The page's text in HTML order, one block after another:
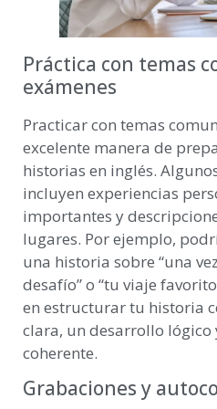
Práctica con temas
exámenes
Practicar con temas
excelente manera de
historias en inglés.
incluyen experiencias
importantes y
lugares. Por ejemplo,
una historia sobre “una
desafío” o “tu viaje
en estructurar tu historia
clara, un desarrollo lógico
coherente.
Grabaciones y